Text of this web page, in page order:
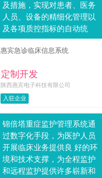
及措施，实现对患者、医务
人员、设备的精细化管理以
及各项质控指标的自动统
计。通过智能化设计分诊、
抢救、留观和EICU等环节，
惠宾急诊临床信息系统
定制开发
陕西惠宾电子科技有限公司
入驻企业
锦倍塔重症监护管理系统通
过数字化手段，为医护人员
开展临床业务提供良 好的环
境和技术支撑，为全程监护
和远程监护提供许多崭新和